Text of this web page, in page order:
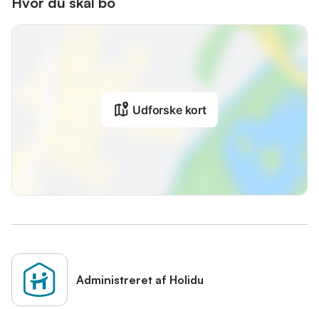
Udforske kort
Administreret af Holidu